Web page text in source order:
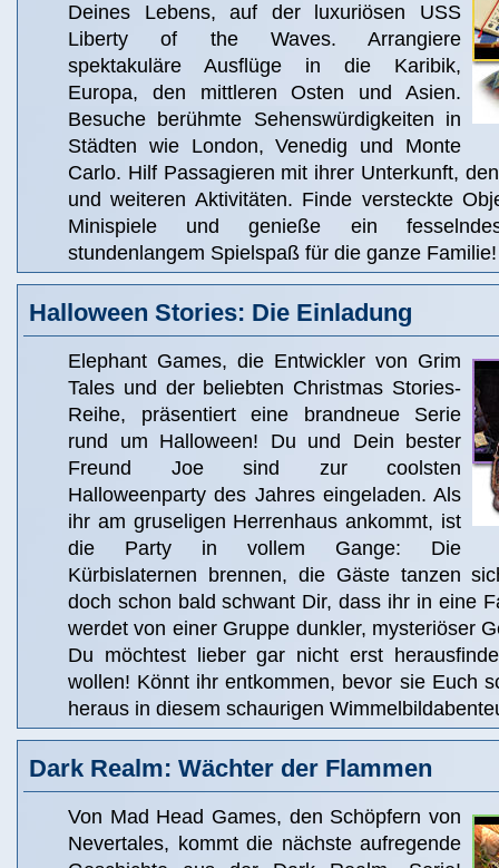
Deines Lebens, auf der luxuriösen USS
Liberty of the Waves. Arrangiere
spektakuläre Ausflüge in die Karibik,
Europa, den mittleren Osten und Asien.
Besuche berühmte Sehenswürdigkeiten in
Städten wie London, Venedig und Monte
Carlo. Hilf Passagieren mit ihrer Unterkunft,
und weiteren Aktivitäten. Finde versteckte
Minispiele und genieße ein
stundenlangem Spielspaß für die ganze Familie!
Halloween Stories: Die Einladung
Elephant Games, die Entwickler von Grim
Tales und der beliebten Christmas Stories-
Reihe, präsentiert eine brandneue Serie
rund um Halloween! Du und Dein bester
Freund Joe sind zur coolsten
Halloweenparty des Jahres eingeladen. Als
ihr am gruseligen Herrenhaus ankommt, ist
die Party in vollem Gange: Die
Kürbislaternen brennen, die Gäste tanzen
doch schon bald schwant Dir, dass ihr in eine
werdet von einer Gruppe dunkler, mysteriöser
Du möchtest lieber gar nicht erst
wollen! Könnt ihr entkommen, bevor sie Euch
heraus in diesem schaurigen
Dark Realm: Wächter der Flammen
Von Mad Head Games, den Schöpfern von
Nevertales, kommt die nächste aufregende